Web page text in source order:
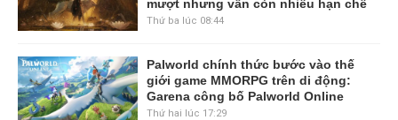
mượt nhưng vẫn còn nhiều hạn chế
Thứ ba lúc 08:44
Palworld chính thức bước vào thế
giới game MMORPG trên di động:
Garena công bố Palworld Online
Thứ hai lúc 17:29